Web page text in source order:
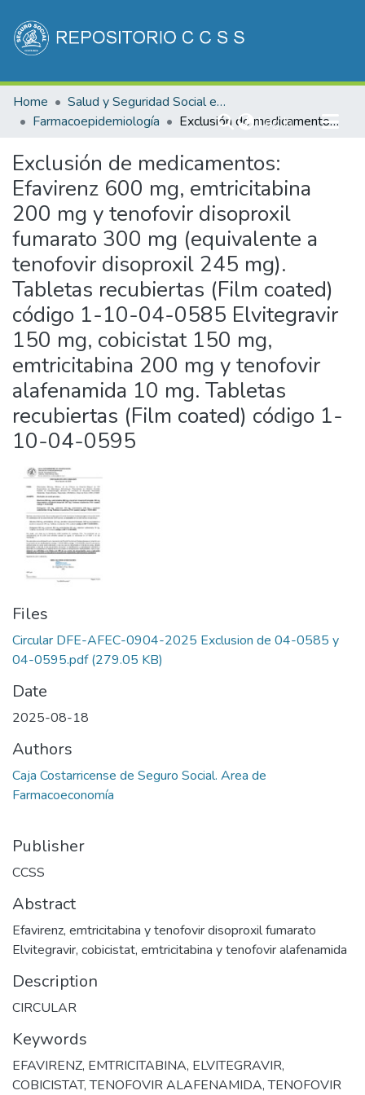
Log In(current)
Communities & Collections
All of DSpace
Home
Salud y Seguridad Social en Costa Rica
Farmacoepidemiología
Exclusión de medicamentos: Efavirenz 600 mg, emtricitabina 200 mg y tenofovir disoproxil fumarato 300 mg (equivalente a tenofovir disoproxil 245 mg). Tabletas recubiertas (Film coated) código 1-10-04-0585 Elvitegravir 150 mg, cobicistat 150 mg, emtricitabina 200 mg y tenofovir alafenamida 10 mg. Tabletas recubiertas (Film coated) código 1-10-04-0595
Exclusión de medicamentos:
Efavirenz 600 mg, emtricitabina
200 mg y tenofovir disoproxil
fumarato 300 mg (equivalente a
tenofovir disoproxil 245 mg).
Tabletas recubiertas (Film coated)
código 1-10-04-0585 Elvitegravir
150 mg, cobicistat 150 mg,
emtricitabina 200 mg y tenofovir
alafenamida 10 mg. Tabletas
recubiertas (Film coated) código 1-
10-04-0595
Files
Circular DFE-AFEC-0904-2025 Exclusion de 04-0585 y
04-0595.pdf(279.05 KB)
Date
2025-08-18
Authors
Caja Costarricense de Seguro Social. Area de
Farmacoeconomía
Publisher
CCSS
Abstract
Efavirenz, emtricitabina y tenofovir disoproxil fumarato
Elvitegravir, cobicistat, emtricitabina y tenofovir alafenamida
Description
CIRCULAR
Keywords
EFAVIRENZ, EMTRICITABINA, ELVITEGRAVIR,
COBICISTAT,TENOFOVIR ALAFENAMIDA,TENOFOVIR